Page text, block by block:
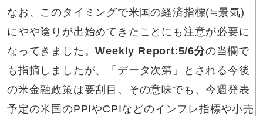
なお、このタイミングで米国の経済指標(≒景気)
にやや陰りが出始めてきたことにも注意が必要に
なってきました。Weekly Report:5/6分の当欄で
も指摘しましたが、「データ次第」とされる今後
の米金融政策は要刮目。その意味でも、今週発表
予定の米国のPPIやCPIなどのインフレ指標や小売